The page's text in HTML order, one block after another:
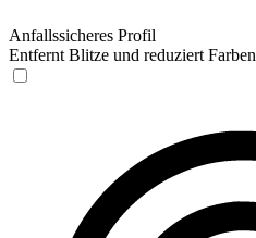
Anfallssicheres Profil
Entfernt Blitze und reduziert Farben